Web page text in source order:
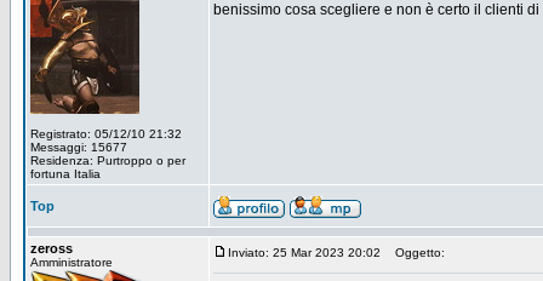
Registrato: 05/12/10 21:32
Messaggi: 15677
Residenza: Purtroppo o per
fortuna Italia
benissimo cosa scegliere e non è certo il clienti
Top
zeross
Amministratore
Inviato: 25 Mar 2023 20:02 Oggetto: